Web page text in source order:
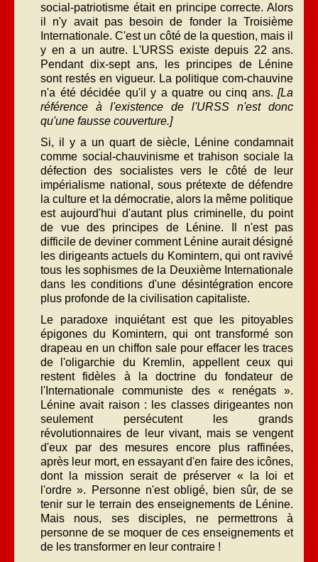
social-patriotisme était en principe correcte. Alors
il n'y avait pas besoin de fonder la Troisième
Internationale. C'est un côté de la question, mais il
y en a un autre. L'URSS existe depuis 22 ans.
Pendant dix-sept ans, les principes de Lénine
sont restés en vigueur. La politique com-chauvine
n'a été décidée qu'il y a quatre ou cinq ans.[La
référence à l'existence de l'URSS n'est donc
qu'une fausse couverture.]
Si, il y a un quart de siècle, Lénine condamnait
comme social-chauvinisme et trahison sociale la
défection des socialistes vers le côté de leur
impérialisme national, sous prétexte de défendre
la culture et la démocratie, alors la même politique
est aujourd'hui d'autant plus criminelle, du point
de vue des principes de Lénine. Il n'est pas
difficile de deviner comment Lénine aurait désigné
les dirigeants actuels du Komintern, qui ont ravivé
tous les sophismes de la Deuxième Internationale
dans les conditions d'une désintégration encore
plus profonde de la civilisation capitaliste.
Le paradoxe inquiétant est que les pitoyables
épigones du Komintern, qui ont transformé son
drapeau en un chiffon sale pour effacer les traces
de l'oligarchie du Kremlin, appellent ceux qui
restent fidèles à la doctrine du fondateur de
l'Internationale communiste des « renégats ».
Lénine avait raison : les classes dirigeantes non
seulement persécutent les grands
révolutionnaires de leur vivant, mais se vengent
d'eux par des mesures encore plus raffinées,
après leur mort, en essayant d'en faire des icônes,
dont la mission serait de préserver « la loi et
l'ordre ». Personne n'est obligé, bien sûr, de se
tenir sur le terrain des enseignements de Lénine.
Mais nous, ses disciples, ne permettrons à
personne de se moquer de ces enseignements et
de les transformer en leur contraire !